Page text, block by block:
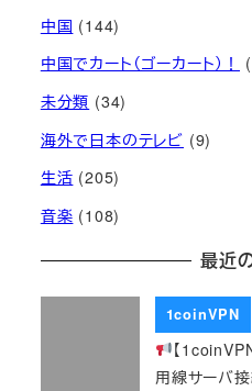
中国 (144)
中国でカート（ゴーカート）！
未分類 (34)
海外で日本のテレビ (9)
生活 (205)
音楽 (108)
最近
1coinVPN
【
用線サーバ